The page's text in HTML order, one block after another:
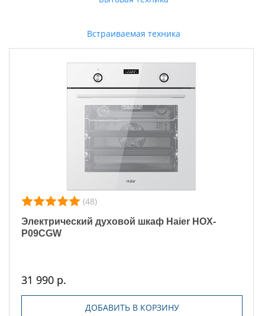
Встраиваемая техника
(48)
Электрический духовой шкаф Haier HOX-
P09CGW
31 990 р.
ДОБАВИТЬ В КОРЗИНУ